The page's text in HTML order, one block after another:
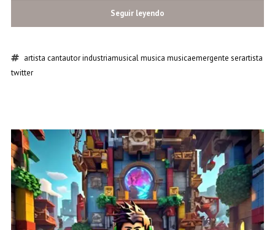
Seguir leyendo
artista cantautorindustriamusicalmusica musicaemergente serartista
twitter